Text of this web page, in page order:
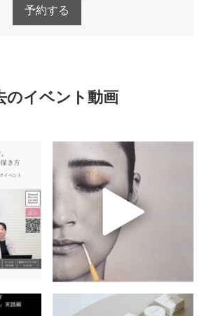
予約する
のイベント動画